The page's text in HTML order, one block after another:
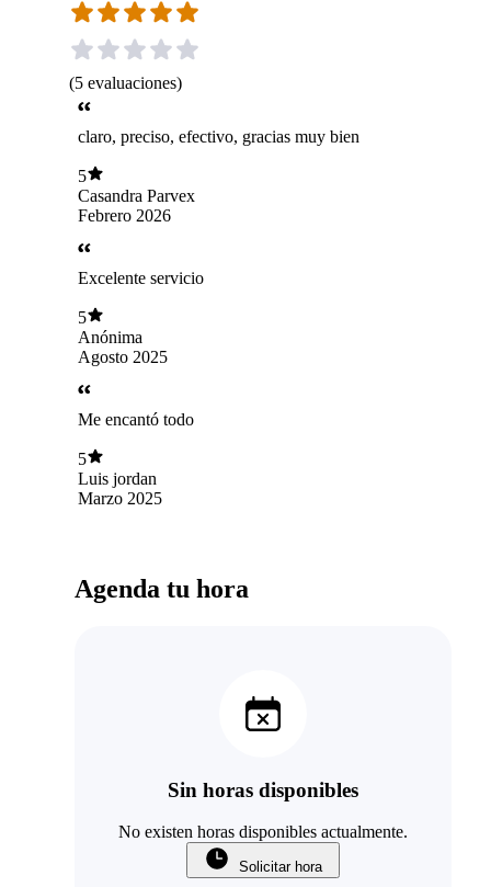
(5 evaluaciones)
claro, preciso, efectivo, gracias muy bien
5
Casandra Parvex
Febrero 2026
Excelente servicio
5
Anónima
Agosto 2025
Me encantó todo
5
Luis jordan
Marzo 2025
Agenda tu hora
Sin horas disponibles
No existen horas disponibles actualmente.
Solicitar hora